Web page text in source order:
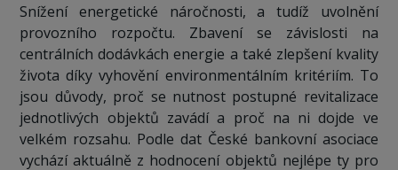
Snížení energetické náročnosti, a tudíž uvolnění
provozního rozpočtu. Zbavení se závislosti na
centrálních dodávkách energie a také zlepšení kvality
života díky vyhovění environmentálním kritériím. To
jsou důvody, proč se nutnost postupné revitalizace
jednotlivých objektů zavádí a proč na ni dojde ve
velkém rozsahu. Podle dat České bankovní asociace
vychází aktuálně z hodnocení objektů nejlépe ty pro